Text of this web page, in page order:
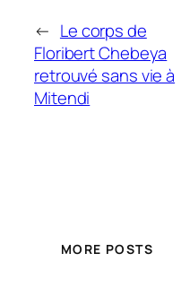
← Le corps de
Floribert Chebeya
retrouvé sans vie à
Mitendi
MORE POSTS